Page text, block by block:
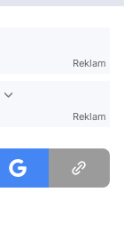
Reklam
Reklam